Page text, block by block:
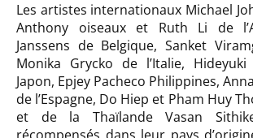
Les artistes internationaux Michael
Anthony oiseaux et Ruth Li de
Janssens de Belgique, Sanket
Monika Grycko de l’Italie,
Japon, Epjey Pacheco Philippines,
de l’Espagne, Do Hiep et Pham Huy
et de la Thaïlande Vasan